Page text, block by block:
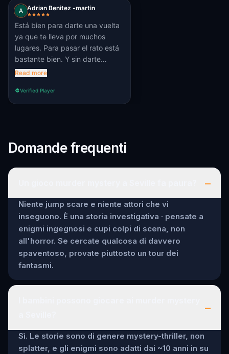
Adrian Benitez -martin
Está bien para darte una vuelta
ya que te lleva por muchos
lugares. Para pasar el rato está
bastante bien. Y sin darte
cuenta estás andando sin parar
Read more
Verified Player
Domande frequenti
–
Niente jump scare e niente attori che vi
inseguono. È una storia investigativa · pensate a
enigmi ingegnosi e cupi colpi di scena, non
all'horror. Se cercate qualcosa di davvero
spaventoso, provate piuttosto un tour dei
fantasmi.
–
Sì. Le storie sono di genere mystery-thriller, non
splatter, e gli enigmi sono adatti dai ~10 anni in su